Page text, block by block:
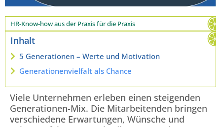
HR-Know-how aus der Praxis für die Praxis
Inhalt
5 Generationen – Werte und Motivation
Generationenvielfalt als Chance
Viele Unternehmen erleben einen steigenden
Generationen-Mix. Die Mitarbeitenden bringen
verschiedene Erwartungen, Wünsche und